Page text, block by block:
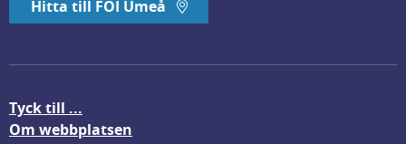
Hitta till FOI Umeå
Tyck till ...
Om webbplatsen